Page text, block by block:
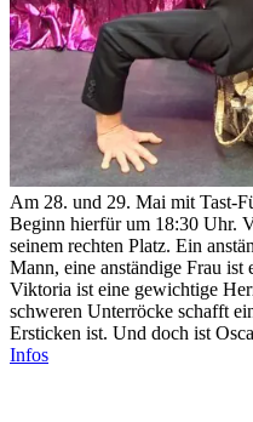
Am 28. und 29. Mai mit Tast-
Beginn hierfür um 18:30 Uhr.
seinem rechten Platz. Ein
Mann, eine anständige Frau
Viktoria ist eine gewichtige
schweren Unterröcke schafft
Ersticken ist. Und doch ist
Infos